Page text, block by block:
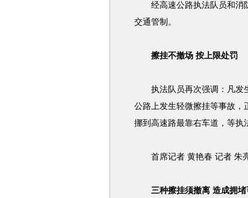
经高速公路执法队员和消防
交通管制。
擦挂不撤场 按上限处罚
执法队员再次强调：凡发生
公路上发生轻微擦挂等事故
挪到高速路最靠右车道，等执
首席记者 黄艳春 记者 朱
三种擦挂须撤离 造成拥堵